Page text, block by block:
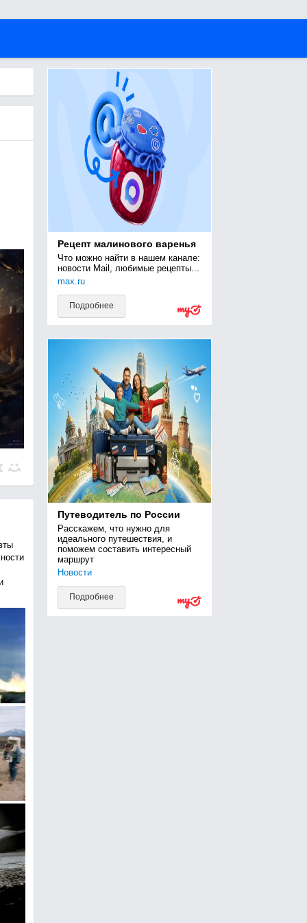
Рецепт малинового варенья
Что можно найти в нашем канале:
новости Mail, любимые рецепты...
max.ru
Подробнее
Путеводитель по России
Расскажем, что нужно для
идеального путешествия, и
поможем составить интересный
маршрут
Новости
Подробнее